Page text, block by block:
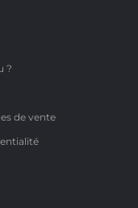
?
de vente